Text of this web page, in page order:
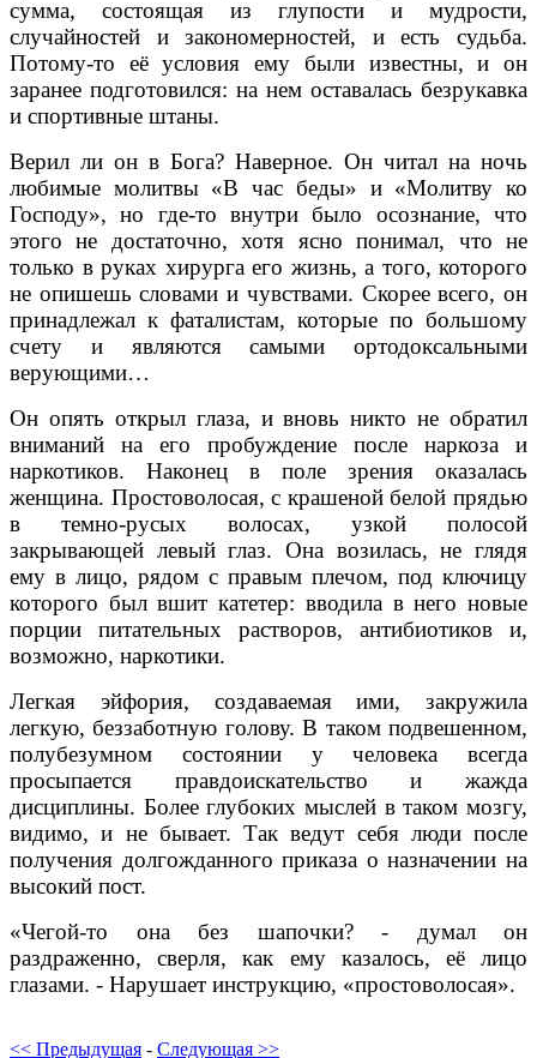
сумма, состоящая из глупости и мудрости,
случайностей и закономерностей, и есть судьба.
Потому-то её условия ему были известны, и он
заранее подготовился: на нем оставалась безрукавка
и спортивные штаны.
Верил ли он в Бога? Наверное. Он читал на ночь
любимые молитвы «В час беды» и «Молитву ко
Господу», но где-то внутри было осознание, что
этого не достаточно, хотя ясно понимал, что не
только в руках хирурга его жизнь, а того, которого
не опишешь словами и чувствами. Скорее всего, он
принадлежал к фаталистам, которые по большому
счету и являются самыми ортодоксальными
верующими…
Он опять открыл глаза, и вновь никто не обратил
вниманий на его пробуждение после наркоза и
наркотиков. Наконец в поле зрения оказалась
женщина. Простоволосая, с крашеной белой прядью
в темно-русых волосах, узкой полосой
закрывающей левый глаз. Она возилась, не глядя
ему в лицо, рядом с правым плечом, под ключицу
которого был вшит катетер: вводила в него новые
порции питательных растворов, антибиотиков и,
возможно, наркотики.
Легкая эйфория, создаваемая ими, закружила
легкую, беззаботную голову. В таком подвешенном,
полубезумном состоянии у человека всегда
просыпается правдоискательство и жажда
дисциплины. Более глубоких мыслей в таком мозгу,
видимо, и не бывает. Так ведут себя люди после
получения долгожданного приказа о назначении на
высокий пост.
«Чегой-то она без шапочки? - думал он
раздраженно, сверля, как ему казалось, её лицо
глазами. - Нарушает инструкцию, «простоволосая».
<< Предыдущая - Следующая >>